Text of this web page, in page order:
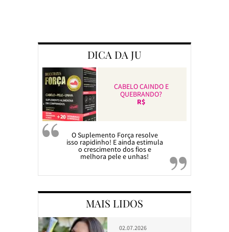
DICA DA JU
CABELO CAINDO E
QUEBRANDO?
R$
O Suplemento Força resolve
isso rapidinho! E ainda estimula
o crescimento dos fios e
melhora pele e unhas!
MAIS LIDOS
02.07.2026